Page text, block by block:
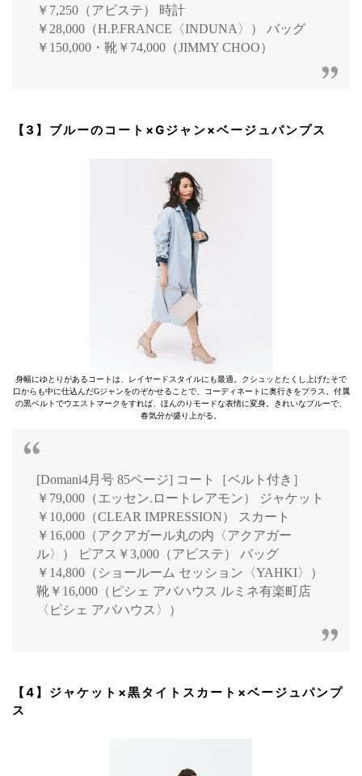
￥7,250（アビステ） 時計
￥28,000（H.P.FRANCE〈INDUNA〉） バッグ
￥150,000・靴￥74,000（JIMMY CHOO）
【3】ブルーのコート×Gジャン×ベージュパンプス
身幅にゆとりがあるコートは、レイヤードスタイルにも最適。クシュッとたくし上げたそで
口からも中に仕込んだGジャンをのぞかせることで、コーディネートに奥行きをプラス。付属
の黒ベルトでウエストマークをすれば、ほんのりモードな表情に変身。きれいなブルーで、
春気分が盛り上がる。
[Domani4月号 85ページ] コート［ベルト付き］
￥79,000（エッセン.ロートレアモン） ジャケット
￥10,000（CLEAR IMPRESSION） スカート
￥16,000（アクアガール丸の内〈アクアガー
ル〉） ピアス￥3,000（アビステ） バッグ
￥14,800（ショールーム セッション〈YAHKI〉）
靴￥16,000（ピシェ アバハウス ルミネ有楽町店
〈ピシェ アバハウス〉）
【4】ジャケット×黒タイトスカート×ベージュパンプ
ス